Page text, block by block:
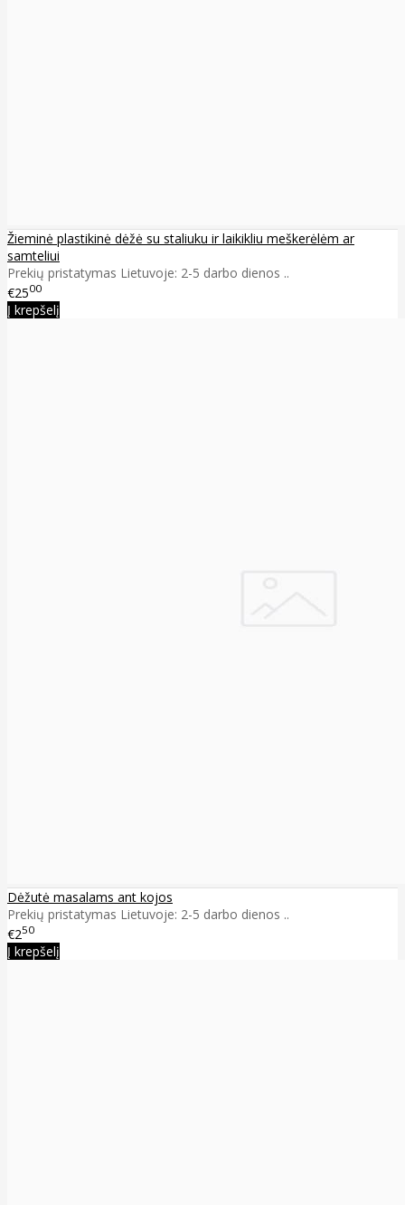
Žieminė plastikinė dėžė su staliuku ir laikikliu meškerėlėm ar
samteliui
Prekių pristatymas Lietuvoje: 2-5 darbo dienos ..
€2500
Į krepšelį
Dėžutė masalams ant kojos
Prekių pristatymas Lietuvoje: 2-5 darbo dienos ..
€250
Į krepšelį